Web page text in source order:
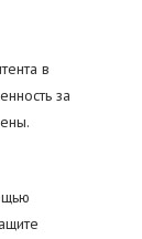
в
за